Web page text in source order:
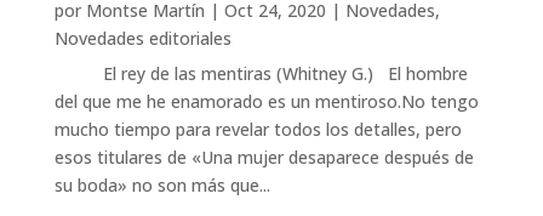
por Montse Martín | Oct 24, 2020 | Novedades,
Novedades editoriales
El rey de las mentiras (Whitney G.) El hombre
del que me he enamorado es un mentiroso.No tengo
mucho tiempo para revelar todos los detalles, pero
esos titulares de «Una mujer desaparece después de
su boda» no son más que...